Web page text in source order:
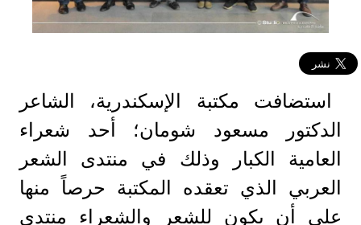
استضافت مكتبة الإسكندرية، الشاعر
الدكتور مسعود شومان؛ أحد شعراء
العامية الكبار وذلك في منتدى الشعر
العربي الذي تعقده المكتبة حرصاً منها
على أن يكون للشعر والشعراء منتدى